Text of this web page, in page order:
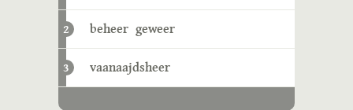
2 beheer geweer
3 vaanaajdsheer